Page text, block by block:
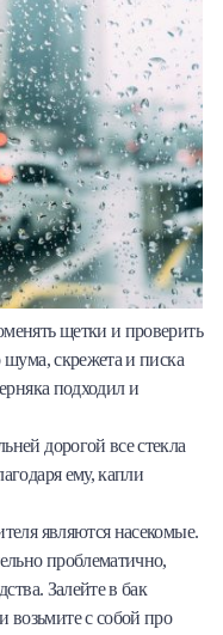
щетки и проверить
скрежета и писка
подходил и
дорогой все стекла
ему, капли
являются насекомые.
проблематично,
Залейте в бак
с собой про